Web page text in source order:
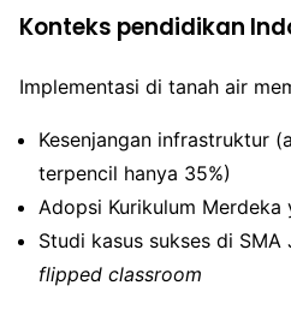
Konteks pendidikan
Implementasi di tanah air
Kesenjangan infrastruktur
terpencil hanya 35%)
Adopsi Kurikulum
Studi kasus sukses di
flipped classroom